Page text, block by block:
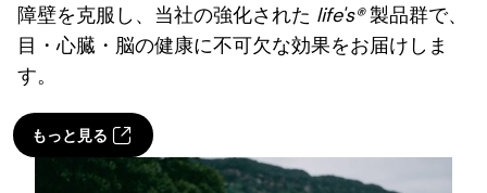
障壁を克服し、当社の強化された life's®製品群で、
目・心臓・脳の健康に不可欠な効果をお届けしま
す。
もっと見る